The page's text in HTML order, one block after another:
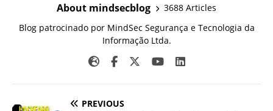
About mindsecblog
3688 Articles
Blog patrocinado por MindSec Segurança e Tecnologia da
Informação Ltda.
PREVIOUS